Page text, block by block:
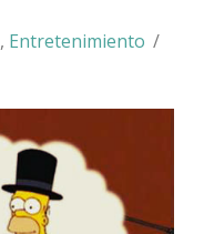
, Entretenimiento